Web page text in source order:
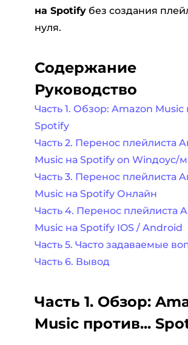
на Spotifyбез создания
нуля.
Содержание
Руководство
Часть 1. Обзор: Amazon Music
Spotify
Часть 2. Перенос плейлиста
Music на Spotify on Winдоус/
Часть 3. Перенос плейлиста
Music на Spotify Онлайн
Часть 4. Перенос плейлиста
Music на Spotify IOS / Android
Часть 5. Часто задаваемые
Часть 6. Вывод
Часть 1. Обзор:
Music против...